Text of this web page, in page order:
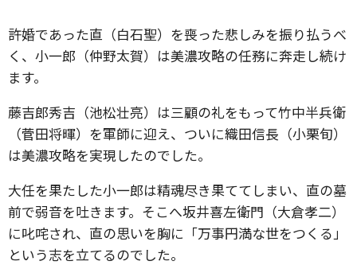
許婚であった直（白石聖）を喪った悲しみを振り払うべ
く、小一郎（仲野太賀）は美濃攻略の任務に奔走し続け
ます。
藤吉郎秀吉（池松壮亮）は三顧の礼をもって竹中半兵衛
（菅田将暉）を軍師に迎え、ついに織田信長（小栗旬）
は美濃攻略を実現したのでした。
大任を果たした小一郎は精魂尽き果ててしまい、直の墓
前で弱音を吐きます。そこへ坂井喜左衛門（大倉孝二）
に叱咤され、直の思いを胸に「万事円満な世をつくる」
という志を立てるのでした。